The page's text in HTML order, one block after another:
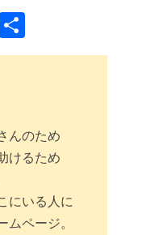
Li
有
んのため
けるため
にいる人に
ムページ。